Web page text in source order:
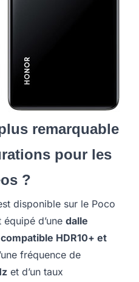
remarquable
pour les
?
disponible sur le Poco
d’une dalle
HDR10+ et
fréquence de
et d’un taux